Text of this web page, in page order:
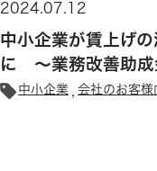
2024.07.12
中小企業が賃上げ
に ～業務改善助成
中小企業 会社のお客様